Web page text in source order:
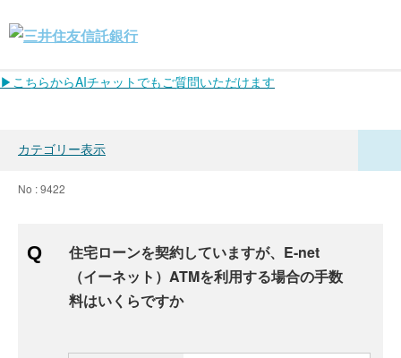
▶こちらからAIチャットでもご質問いただけます
カテゴリー表示
No : 9422
住宅ローンを契約していますが、E-net
（イーネット）ATMを利用する場合の手数
料はいくらですか